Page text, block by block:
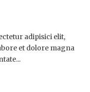
adipisici elit,
et dolore magna